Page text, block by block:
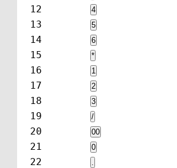
12 4
13 5
14 6
15 *
16 1
17 2
18 3
19 /
20 00
21 0
22 .